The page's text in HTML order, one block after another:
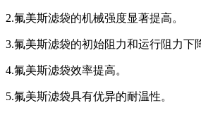
2.氟美斯滤袋的机械强度显著提高。
3.氟美斯滤袋的初始阻力和运行阻力下
4.氟美斯滤袋效率提高。
5.氟美斯滤袋具有优异的耐温性。